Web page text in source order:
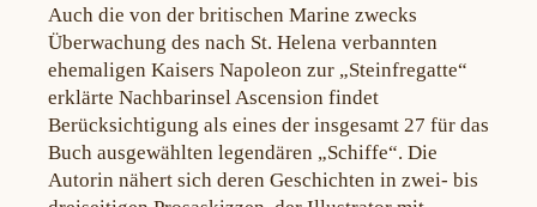
Auch die von der britischen Marine zwecks
Überwachung des nach St. Helena verbannten
ehemaligen Kaisers Napoleon zur „Steinfregatte“
erklärte Nachbarinsel Ascension findet
Berücksichtigung als eines der insgesamt 27 für das
Buch ausgewählten legendären „Schiffe“. Die
Autorin nähert sich deren Geschichten in zwei- bis